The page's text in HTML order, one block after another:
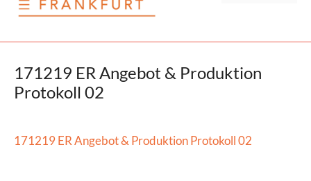
171219 ER Angebot & Produktion
Protokoll 02
171219 ER Angebot & Produktion Protokoll 02